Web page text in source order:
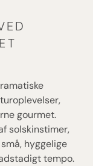
gourmet.
solskinstimer,
hyggelige
tempo.